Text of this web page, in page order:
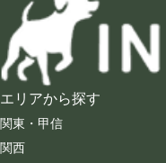
エリアから探す
関東・甲信
関西